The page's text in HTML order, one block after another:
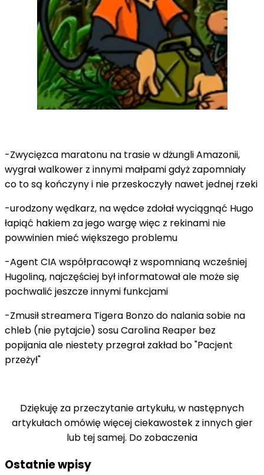
-Zwycięzca maratonu na trasie w dżungli Amazonii,
wygrał walkower z innymi małpami gdyż zapomniały
co to są kończyny i nie przeskoczyły nawet jednej rzeki
-urodzony wędkarz, na wędce zdołał wyciągnąć Hugo
łapiąć hakiem za jego wargę więc z rekinami nie
powwinien mieć większego problemu
-Agent CIA współpracowął z wspomnianą wcześniej
Hugoliną, najczęściej był informatował ale może się
pochwalić jeszcze innymi funkcjami
-Zmusił streamera Tigera Bonzo do nalania sobie na
chleb (nie pytajcie) sosu Carolina Reaper bez
popijania ale niestety przegrał zakład bo "Pacjent
przeżył"
Dziękuję za przeczytanie artykułu, w następnych
artykułach omówię więcej ciekawostek z innych gier
lub tej samej. Do zobaczenia
Ostatnie wpisy